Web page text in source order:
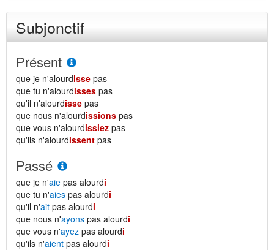
Subjonctif
Présent
que je n'alourdisse pas
que tu n'alourdisses pas
qu'il n'alourdisse pas
que nous n'alourdissions pas
que vous n'alourdissiez pas
qu'ils n'alourdissent pas
Passé
que je n'aie pas alourdi
que tu n'aies pas alourdi
qu'il n'ait pas alourdi
que nous n'ayons pas alourdi
que vous n'ayez pas alourdi
qu'ils n'aient pas alourdi